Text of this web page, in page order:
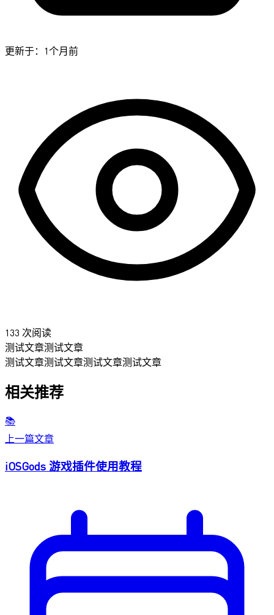
更新于：1个月前
133 次阅读
测试文章测试文章
测试文章测试文章测试文章测试文章
相关推荐
📚
上一篇文章
iOSGods 游戏插件使用教程